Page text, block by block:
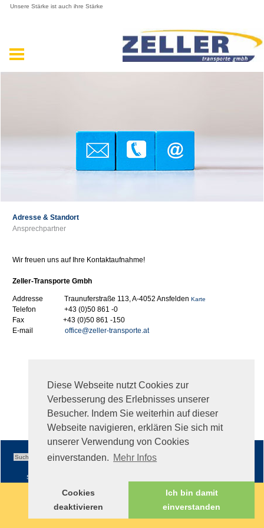
Diese Webseite nutzt Cookies zur
Verbesserung des Erlebnisses unserer
Besucher. Indem Sie weiterhin auf dieser
Webseite navigieren, erklären Sie sich mit
unserer Verwendung von Cookies
einverstanden. Mehr Infos
Cookies
deaktivieren
Ich bin damit
einverstanden
Unsere Stärke ist auch ihre Stärke
Adresse & Standort
Ansprechpartner
Wir freuen uns auf Ihre Kontaktaufnahme!
Zeller-Transporte Gmbh
Addresse Traunuferstraße 113, A-4052 Ansfelden Karte
Telefon +43 (0)50 861 -0
Fax +43 (0)50 861 -150
E-mail office@zeller-transporte.at
Sitemap